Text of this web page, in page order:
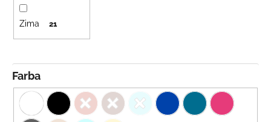
Farba
Zima 21